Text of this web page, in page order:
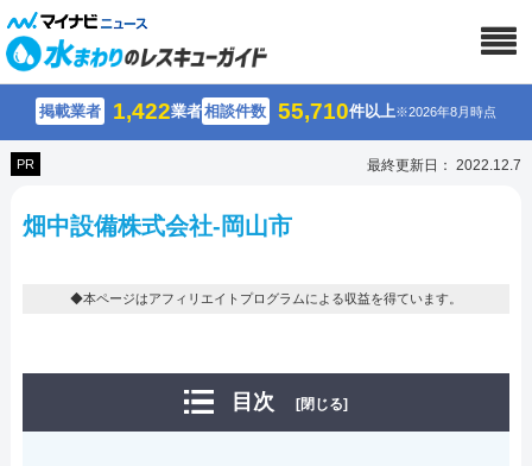
掲載業者 1,422業者相談件数 55,710件以上※2026年8月時点
PR 最終更新日： 2022.12.7
畑中設備株式会社-岡山市
◆本ページはアフィリエイトプログラムによる収益を得ています。
目次 [閉じる]